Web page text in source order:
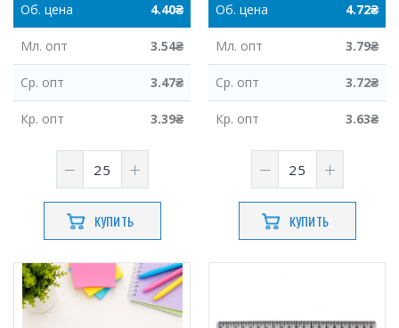
Об. цена 4.40₴
Мл. опт 3.54₴
Ср. опт 3.47₴
Кр. опт 3.39₴
КУПИТЬ
Об. цена 4.72₴
Мл. опт 3.79₴
Ср. опт 3.72₴
Кр. опт 3.63₴
КУПИТЬ